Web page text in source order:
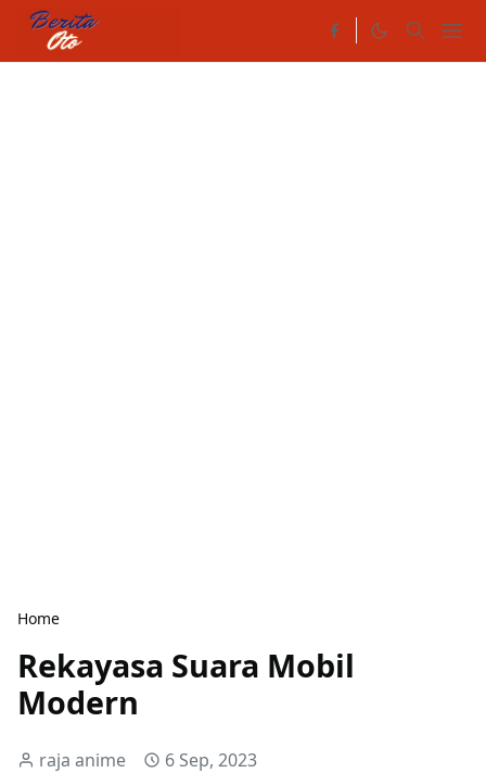
Home
Rekayasa Suara Mobil
Modern
raja anime 6 Sep, 2023